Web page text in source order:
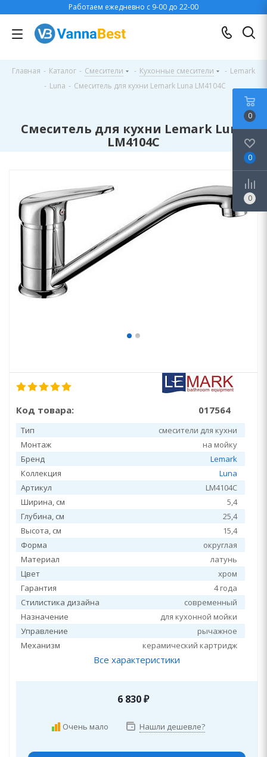
Работаем ежедневно с 9-00 до 22-00
Главная - Каталог - Смесители - Кухонные смесители - Lemark
- Luna - Смеситель для кухни Lemark Luna LM4104C
Смеситель для кухни Lemark Luna
LM4104C
Код товара: 017564
Тип
смесители для кухни
Монтаж
на мойку
Бренд
Lemark
Коллекция
Luna
Артикул
LM4104C
Ширина, см
5,4
Глубина, см
25,4
Высота, см
15,4
Форма
округлая
Материал
латунь
Цвет
хром
Гарантия
4 года
Стилистика дизайна
современный
Назначение
для кухонной мойки
Управление
рычажное
Механизм
керамический картридж
Все характеристики
6 830₽
Очень мало Нашли дешевле?
0
0
0